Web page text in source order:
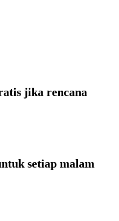
jika rencana
setiap malam